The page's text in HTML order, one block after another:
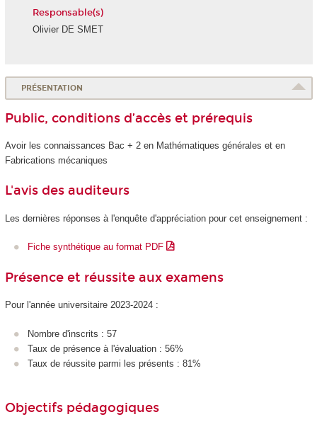
Responsable(s)
Olivier DE SMET
PRÉSENTATION
Public, conditions d’accès et prérequis
Avoir les connaissances Bac + 2 en Mathématiques générales et en
Fabrications mécaniques
L'avis des auditeurs
Les dernières réponses à l'enquête d'appréciation pour cet enseignement :
Fiche synthétique au format PDF
Présence et réussite aux examens
Pour l'année universitaire 2023-2024 :
Nombre d'inscrits : 57
Taux de présence à l'évaluation : 56%
Taux de réussite parmi les présents : 81%
Objectifs pédagogiques